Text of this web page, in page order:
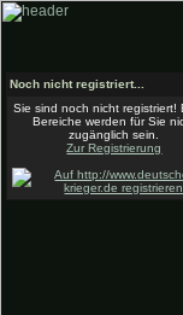
Noch nicht registriert...
Sie sind noch nicht registriert!
Bereiche werden für Sie
zugänglich sein.
Zur Registrierung